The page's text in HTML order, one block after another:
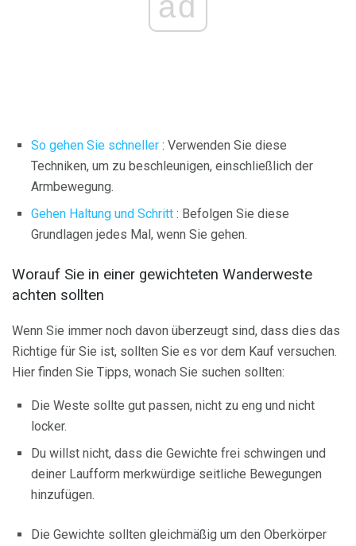
So gehen Sie schneller : Verwenden Sie diese
Techniken, um zu beschleunigen, einschließlich der
Armbewegung.
Gehen Haltung und Schritt : Befolgen Sie diese
Grundlagen jedes Mal, wenn Sie gehen.
Worauf Sie in einer gewichteten Wanderweste
achten sollten
Wenn Sie immer noch davon überzeugt sind, dass dies das
Richtige für Sie ist, sollten Sie es vor dem Kauf versuchen.
Hier finden Sie Tipps, wonach Sie suchen sollten:
Die Weste sollte gut passen, nicht zu eng und nicht
locker.
Du willst nicht, dass die Gewichte frei schwingen und
deiner Laufform merkwürdige seitliche Bewegungen
hinzufügen.
Die Gewichte sollten gleichmäßig um den Oberkörper